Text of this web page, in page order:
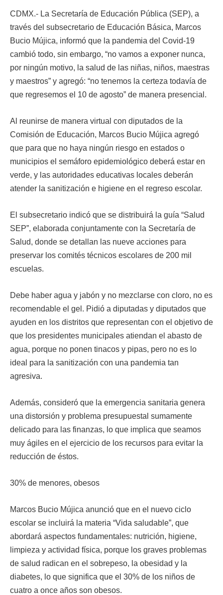
CDMX.- La Secretaría de Educación Pública (SEP), a
través del subsecretario de Educación Básica, Marcos
Bucio Mújica, informó que la pandemia del Covid-19
cambió todo, sin embargo, “no vamos a exponer nunca,
por ningún motivo, la salud de las niñas, niños, maestras
y maestros” y agregó: “no tenemos la certeza todavía de
que regresemos el 10 de agosto” de manera presencial.
Al reunirse de manera virtual con diputados de la
Comisión de Educación, Marcos Bucio Mújica agregó
que para que no haya ningún riesgo en estados o
municipios el semáforo epidemiológico deberá estar en
verde, y las autoridades educativas locales deberán
atender la sanitización e higiene en el regreso escolar.
El subsecretario indicó que se distribuirá la guía “Salud
SEP”, elaborada conjuntamente con la Secretaría de
Salud, donde se detallan las nueve acciones para
preservar los comités técnicos escolares de 200 mil
escuelas.
Debe haber agua y jabón y no mezclarse con cloro, no es
recomendable el gel. Pidió a diputadas y diputados que
ayuden en los distritos que representan con el objetivo de
que los presidentes municipales atiendan el abasto de
agua, porque no ponen tinacos y pipas, pero no es lo
ideal para la sanitización con una pandemia tan
agresiva.
Además, consideró que la emergencia sanitaria genera
una distorsión y problema presupuestal sumamente
delicado para las finanzas, lo que implica que seamos
muy ágiles en el ejercicio de los recursos para evitar la
reducción de éstos.
30% de menores, obesos
Marcos Bucio Mújica anunció que en el nuevo ciclo
escolar se incluirá la materia “Vida saludable”, que
abordará aspectos fundamentales: nutrición, higiene,
limpieza y actividad física, porque los graves problemas
de salud radican en el sobrepeso, la obesidad y la
diabetes, lo que significa que el 30% de los niños de
cuatro a once años son obesos.